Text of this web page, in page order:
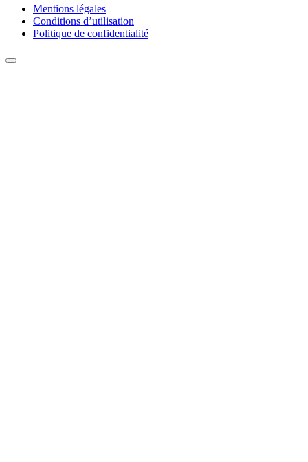
Mentions légales
Conditions d’utilisation
Politique de confidentialité